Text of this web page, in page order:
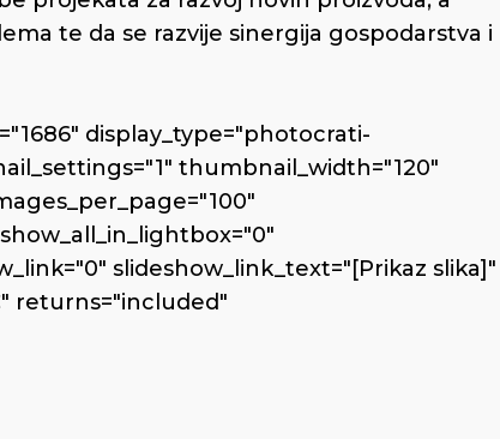
te da se razvije sinergija gospodarstva i
display_type="photocrati-
thumbnail_width="120"
slideshow_link_text="[Prikaz slika]"
returns="included"